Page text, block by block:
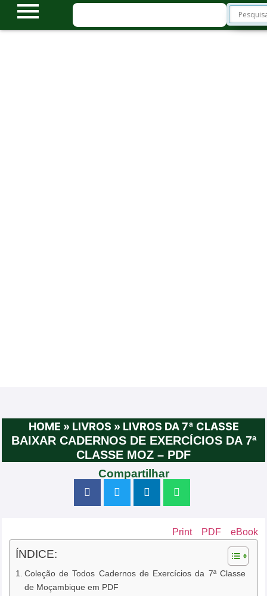
HOME » LIVROS » LIVROS DA 7ª CLASSE
BAIXAR CADERNOS DE EXERCÍCIOS DA 7ª
CLASSE MOZ – PDF
Compartilhar
Print PDF eBook
ÍNDICE:
Coleção de Todos Cadernos de Exercícios da 7ª Classe
de Moçambique em PDF